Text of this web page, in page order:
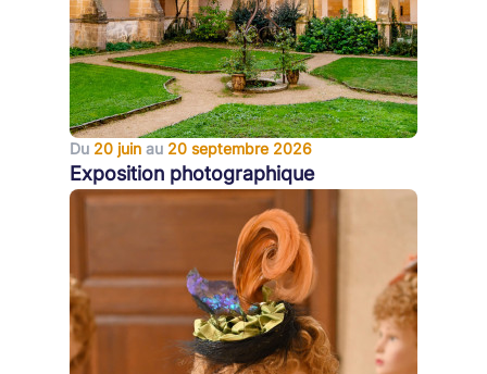
Du 20 juin au 20 septembre 2026
Exposition photographique